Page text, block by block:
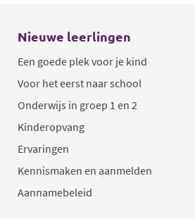
Nieuwe leerlingen
Een goede plek voor je kind
Voor het eerst naar school
Onderwijs in groep 1 en 2
Kinderopvang
Ervaringen
Kennismaken en aanmelden
Aannamebeleid